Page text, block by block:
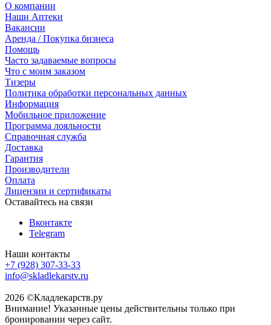
О компании
Наши Аптеки
Вакансии
Аренда / Покупка бизнеса
Помощь
Часто задаваемые вопросы
Что с моим заказом
Тизеры
Политика обработки персональных данных
Информация
Мобильное приложение
Программа лояльности
Справочная служба
Доставка
Гарантия
Производители
Оплата
Лицензии и сертификаты
Оставайтесь на связи
Вконтакте
Telegram
Наши контакты
+7 (928) 307-33-33
info@skladlekarstv.ru
2026 ©Кладлекарств.ру
Внимание! Указанные цены действительны только при
бронировании через сайт.